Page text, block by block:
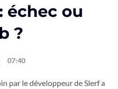
échec ou
?
07:40
par le développeur de Slerf a